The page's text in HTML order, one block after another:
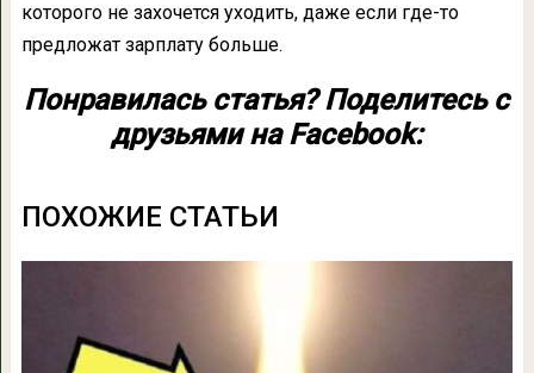
которого не захочется уходить, даже если где-то
предложат зарплату больше.
Понравилась статья? Поделитесь с
друзьями на Facebook:
ПОХОЖИЕ СТАТЬИ